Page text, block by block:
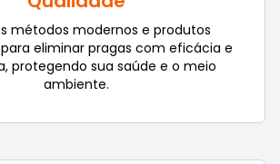
métodos modernos e produtos
eliminar pragas com eficácia e
protegendo sua saúde e o meio
ambiente.